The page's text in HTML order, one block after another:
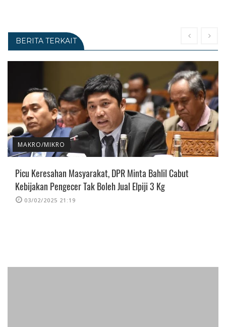
BERITA TERKAIT
MAKRO/MIKRO
Picu Keresahan Masyarakat, DPR Minta Bahlil Cabut
Kebijakan Pengecer Tak Boleh Jual Elpiji 3 Kg
03/02/2025 21:19